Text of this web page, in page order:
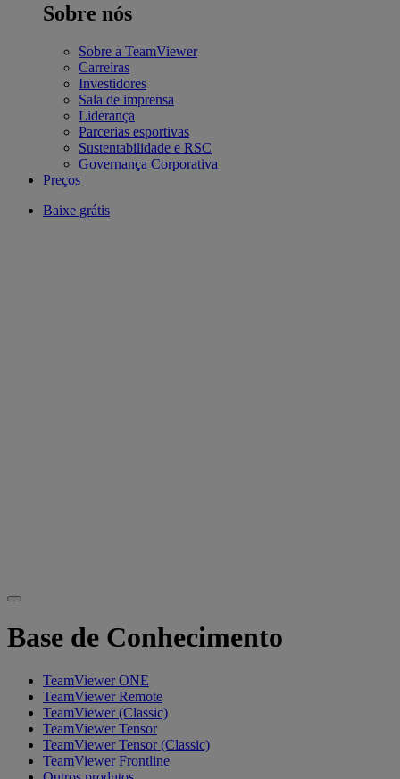
Sobre nós
Sobre a TeamViewer
Carreiras
Investidores
Sala de imprensa
Liderança
Parcerias esportivas
Sustentabilidade e RSC
Governança Corporativa
Preços
Baixe grátis
Base de Conhecimento
TeamViewer ONE
TeamViewer Remote
TeamViewer (Classic)
TeamViewer Tensor
TeamViewer Tensor (Classic)
TeamViewer Frontline